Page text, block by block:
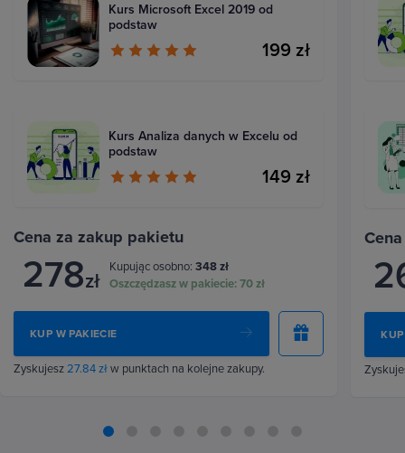
Kurs Microsoft Excel 2019 od
podstaw
199 zł
Kurs Analiza danych w Excelu od
podstaw
149 zł
Cena za zakup pakietu
278zł
Kupując osobno: 348 zł
Oszczędzasz w pakiecie:70 zł
KUP W PAKIECIE
Zyskujesz27.84 złw punktach na kolejne zakupy.